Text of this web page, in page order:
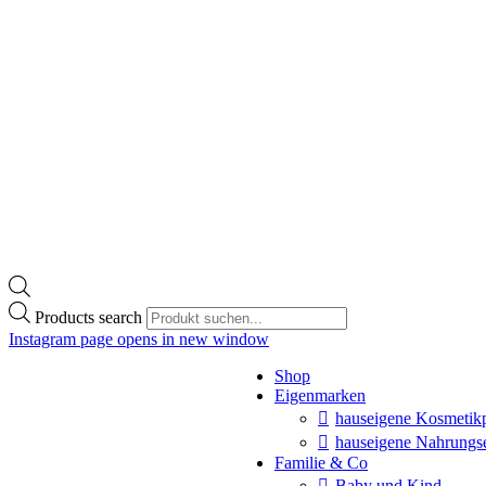
Products search
Instagram page opens in new window
Shop
Eigenmarken
hauseigene
hauseigene
Familie & Co